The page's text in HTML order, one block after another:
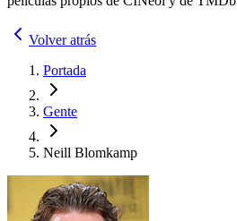
Volver atrás
Portada
Gente
Neill Blomkamp